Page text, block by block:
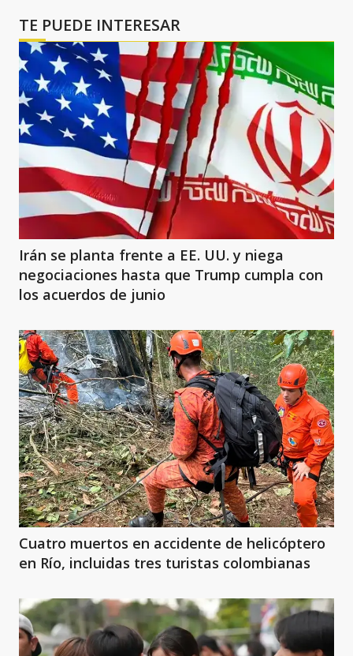
TE PUEDE INTERESAR
Irán se planta frente a EE. UU. y niega
negociaciones hasta que Trump cumpla con
los acuerdos de junio
Cuatro muertos en accidente de helicóptero
en Río, incluidas tres turistas colombianas